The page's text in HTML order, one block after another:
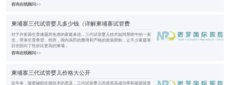
咨询在线顾问>>
柬埔寨三代试管婴儿多少钱（详解柬埔寨试管费
对于许多因生育难题而焦虑的家庭来说，三代试管婴儿技术如同黑暗中的一束
光，带来生育希望。然而，国内高昂的费用和严格的政策限制，让不少家庭将
目光投向了性价比更高的柬埔...
咨询在线顾问>>
柬埔寨三代试管婴儿价格大公开
近年来，随着辅助生殖技术的普及，三代试管婴儿凭借其高成功率和基因筛查